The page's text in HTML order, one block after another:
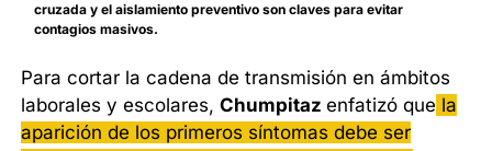
cruzada y el aislamiento preventivo son claves para evitar
contagios masivos.
Para cortar la cadena de transmisión en ámbitos
laborales y escolares,Chumpitazenfatizó que la
aparición de los primeros síntomas debe ser